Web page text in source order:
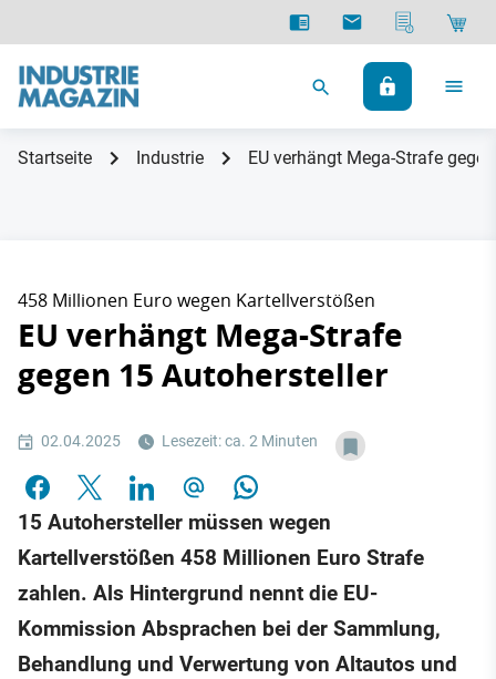
Startseite Industrie EU verhängt Mega-Strafe
458 Millionen Euro wegen Kartellverstößen
EU verhängt Mega-Strafe
gegen 15 Autohersteller
02.04.2025 Lesezeit: ca. 2 Minuten
15 Autohersteller müssen wegen
Kartellverstößen 458 Millionen Euro Strafe
zahlen. Als Hintergrund nennt die EU-
Kommission Absprachen bei der Sammlung,
Behandlung und Verwertung von Altautos und